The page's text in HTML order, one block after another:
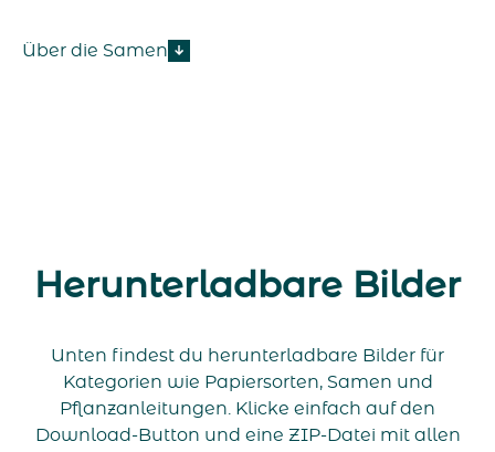
Über die Samen
Herunterladbare Bilder
Unten findest du herunterladbare Bilder für
Kategorien wie Papiersorten, Samen und
Pflanzanleitungen. Klicke einfach auf den
Download-Button und eine ZIP-Datei mit allen